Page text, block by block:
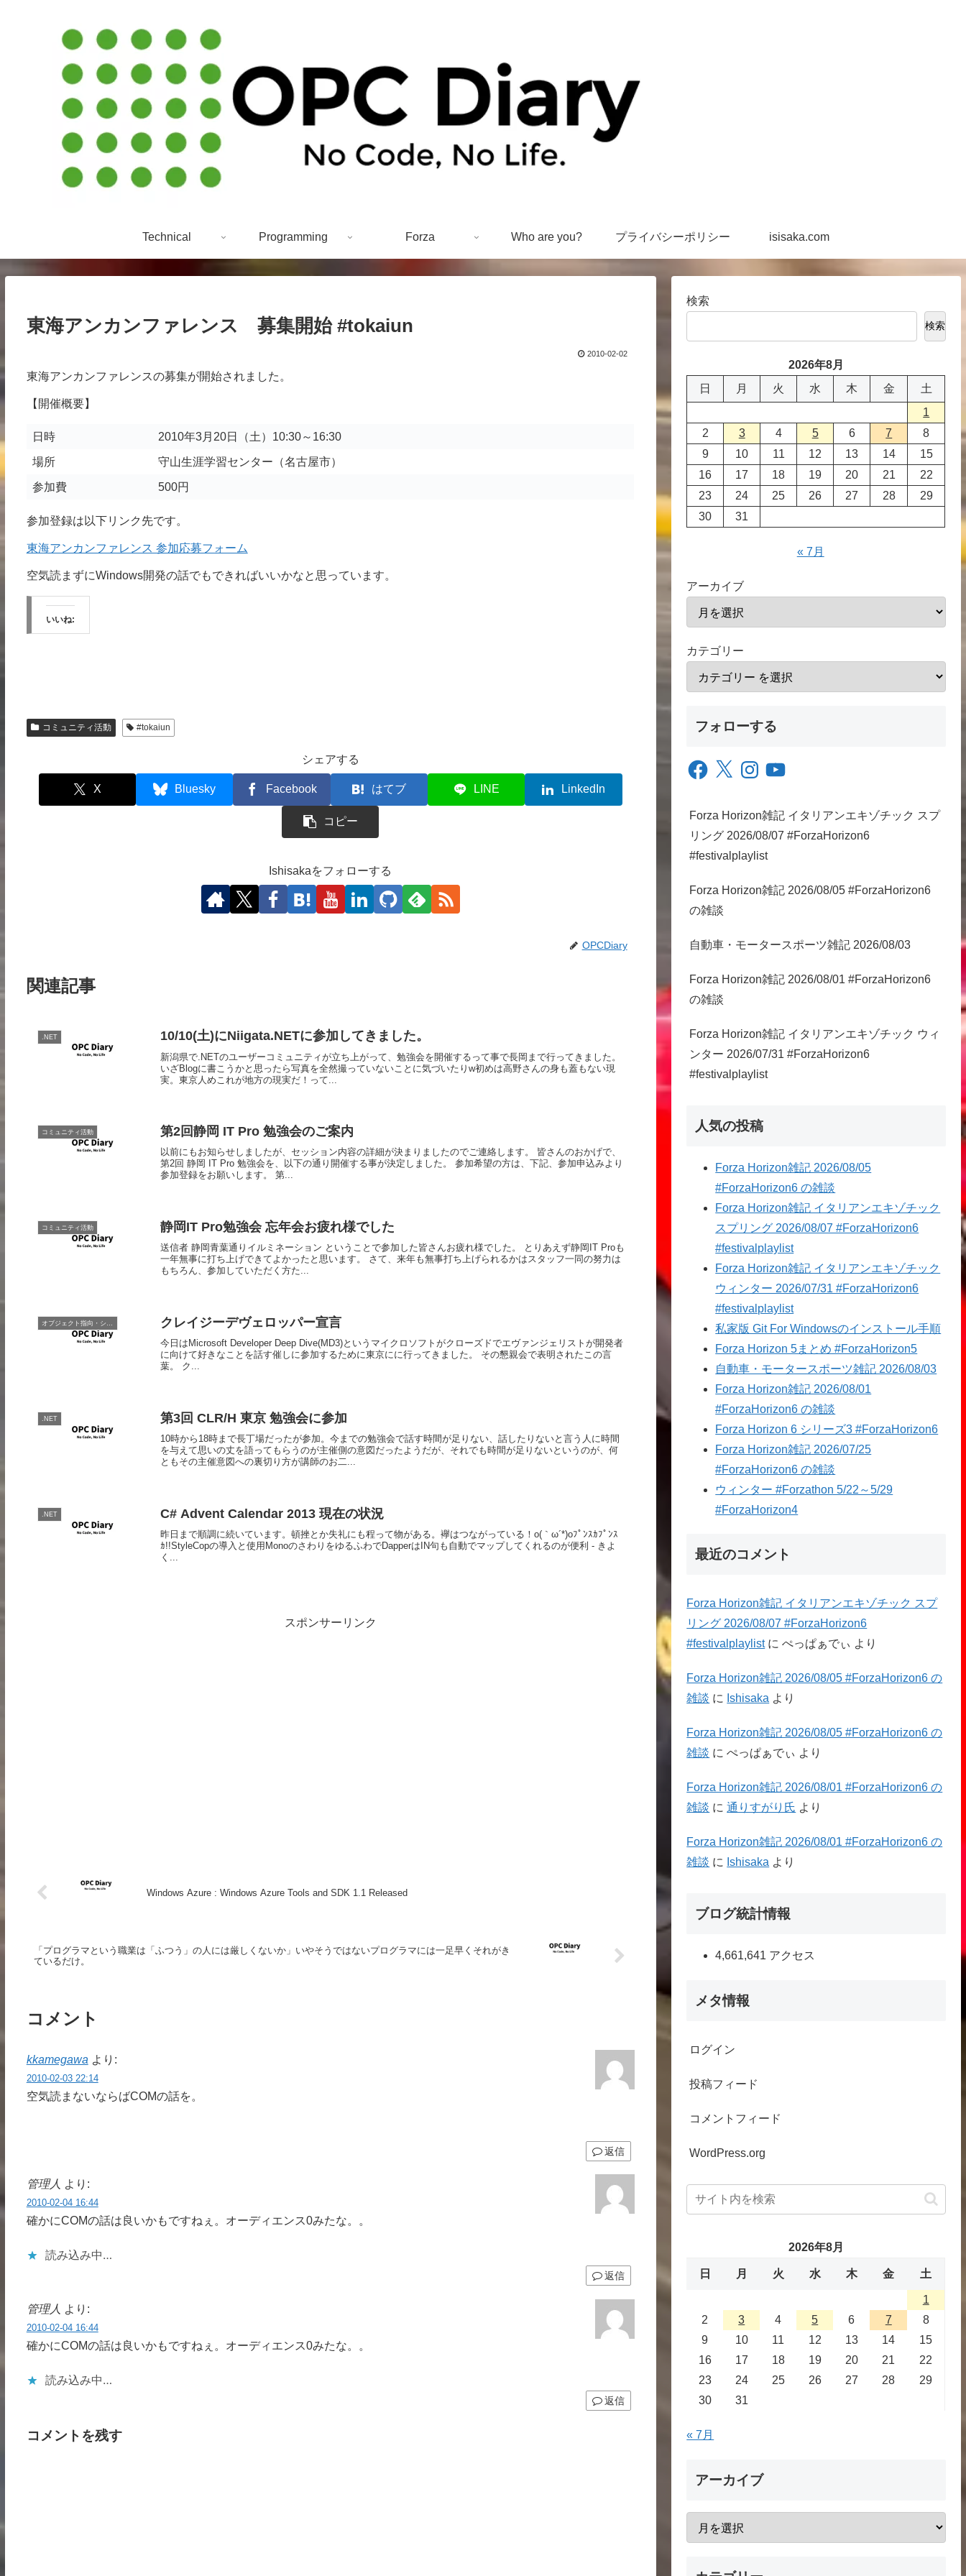
Technical Programming Forza Who are you? プライバシーポリシー isisaka.com
東海アンカンファレンス 募集開始 #tokaiun
2010-02-02
東海アンカンファレンスの募集が開始されました。
【開催概要】
日時 2010年3月20日（土）10:30～16:30
場所 守山生涯学習センター（名古屋市）
参加費 500円
参加登録は以下リンク先です。
東海アンカンファレンス 参加応募フォーム
空気読まずにWindows開発の話でもできればいいかなと思っています。
いいね:
コミュニティ活動 #tokaiun
シェアする
X Bluesky Facebook はてブ LINE LinkedIn
コピー
Ishisakaをフォローする
OPCDiary
関連記事
.NET 10/10(土)にNiigata.NETに参加してきました。
新潟県で.NETのユーザーコミュニティが立ち上がって、勉強会を開催するって事で長岡まで行ってきました。
いざBlogに書こうかと思ったら写真を全然撮っていないことに気づいたりw初めは高野さんの身も蓋もない現
実。東京人めこれが地方の現実だ！って...
コミュニティ活動 第2回静岡 IT Pro 勉強会のご案内
以前にもお知らせしましたが、セッション内容の詳細が決まりましたのでご連絡します。 皆さんのおかげで、
第2回 静岡 IT Pro 勉強会を、以下の通り開催する事が決定しました。 参加希望の方は、下記、参加申込みより
参加登録をお願いします。 第...
コミュニティ活動 静岡IT Pro勉強会 忘年会お疲れ様でした
送信者 静岡青葉通りイルミネーション ということで参加した皆さんお疲れ様でした。 とりあえず静岡IT Proも
一年無事に打ち上げできてよかったと思います。 さて、来年も無事打ち上げられるかはスタッフ一同の努力は
もちろん、参加していただく方た...
オブジェクト指向・システム開発 クレイジーデヴェロッパー宣言
今日はMicrosoft Developer Deep Dive(MD3)というマイクロソフトがクローズドでエヴァンジェリストが開発者
に向けて好きなことを話す催しに参加するために東京にに行ってきました。 その懇親会で表明されたこの言
葉。 ク...
.NET 第3回 CLR/H 東京 勉強会に参加
10時から18時まで長丁場だったが参加。今までの勉強会で話す時間が足りない、話したりないと言う人に時間
を与えて思いの丈を語ってもらうのが主催側の意図だったようだが、それでも時間が足りないというのが、何
ともその主催意図への裏切り方が講師のお二...
.NET C# Advent Calendar 2013 現在の状況
昨日まで順調に続いています。頓挫とか失礼にも程って物がある。襷はつながっている！o(｀ω´*)oﾌﾟﾝｽｶﾌﾟﾝｽ
ｶ!!StyleCopの導入と使用MonoのさわりをゆるふわでDapperはIN句も自動でマップしてくれるのが便利 - きよ
く...
スポンサーリンク
Windows Azure : Windows Azure Tools and SDK 1.1 Released
「プログラマという職業は「ふつう」の人には厳しくないか」いやそうではないプログラマには一足早くそれがき
ているだけ。
コメント
kkamegawa より:
2010-02-03 22:14
空気読まないならばCOMの話を。
返信
管理人 より:
2010-02-04 16:44
確かにCOMの話は良いかもですねぇ。オーディエンス0みたな。。
読み込み中…
返信
管理人 より:
2010-02-04 16:44
確かにCOMの話は良いかもですねぇ。オーディエンス0みたな。。
読み込み中…
返信
コメントを残す
検索
検索
2026年8月
日
月 火 水 木 金
土
1
2
3 4 5 6 7
8
9
10 11 12 13 14
15
16
17 18 19 20 21
22
23
24 25 26 27 28
29
30
31
« 7月
アーカイブ
カテゴリー
フォローする
Facebook
X InstagramYouTube
Forza Horizon雑記 イタリアンエキゾチック スプ
リング 2026/08/07 #ForzaHorizon6
#festivalplaylist
Forza Horizon雑記 2026/08/05 #ForzaHorizon6
の雑談
自動車・モータースポーツ雑記 2026/08/03
Forza Horizon雑記 2026/08/01 #ForzaHorizon6
の雑談
Forza Horizon雑記 イタリアンエキゾチック ウィ
ンター 2026/07/31 #ForzaHorizon6
#festivalplaylist
人気の投稿
Forza Horizon雑記 2026/08/05
#ForzaHorizon6 の雑談
Forza Horizon雑記 イタリアンエキゾチック
スプリング 2026/08/07 #ForzaHorizon6
#festivalplaylist
Forza Horizon雑記 イタリアンエキゾチック
ウィンター 2026/07/31 #ForzaHorizon6
#festivalplaylist
私家版 Git For Windowsのインストール手順
Forza Horizon 5まとめ #ForzaHorizon5
自動車・モータースポーツ雑記 2026/08/03
Forza Horizon雑記 2026/08/01
#ForzaHorizon6 の雑談
Forza Horizon 6 シリーズ3 #ForzaHorizon6
Forza Horizon雑記 2026/07/25
#ForzaHorizon6 の雑談
ウィンター #Forzathon 5/22～5/29
#ForzaHorizon4
最近のコメント
Forza Horizon雑記 イタリアンエキゾチック スプ
リング 2026/08/07 #ForzaHorizon6
#festivalplaylistにぺっぱぁでぃ より
Forza Horizon雑記 2026/08/05 #ForzaHorizon6 の
雑談 に Ishisaka より
Forza Horizon雑記 2026/08/05 #ForzaHorizon6 の
雑談 にぺっぱぁでぃ より
Forza Horizon雑記 2026/08/01 #ForzaHorizon6 の
雑談 に通りすがり氏 より
Forza Horizon雑記 2026/08/01 #ForzaHorizon6 の
雑談 に Ishisaka より
ブログ統計情報
4,661,641 アクセス
メタ情報
ログイン
投稿フィード
コメントフィード
WordPress.org
2026年8月
日 月 火 水 木 金 土
1
2
3 4 5 6 7
8
9
10 11 12 13 14
15
16
17 18 19 20 21
22
23
24 25 26 27 28
29
30
31
« 7月
アーカイブ